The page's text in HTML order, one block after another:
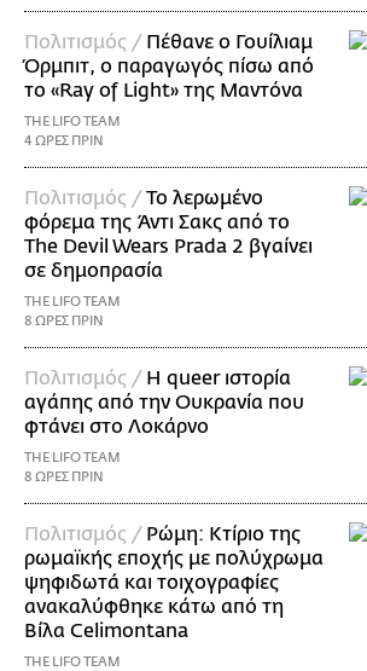
Πολιτισμός / Πέθανε ο Γουίλιαμ
Όρμπιτ, ο παραγωγός πίσω από
το «Ray of Light» της Μαντόνα
THE LIFO TEAM
4 ΩΡΕΣ ΠΡΙΝ
Πολιτισμός /Το λερωμένο
φόρεμα της Άντι Σακς από το
The Devil Wears Prada 2 βγαίνει
σε δημοπρασία
THE LIFO TEAM
8 ΩΡΕΣ ΠΡΙΝ
Πολιτισμός / Η queer ιστορία
αγάπης από την Ουκρανία που
φτάνει στο Λοκάρνο
THE LIFO TEAM
8 ΩΡΕΣ ΠΡΙΝ
Πολιτισμός / Ρώμη: Κτίριο της
ρωμαϊκής εποχής με πολύχρωμα
ψηφιδωτά και τοιχογραφίες
ανακαλύφθηκε κάτω από τη
Βίλα Celimontana
THE LIFO TEAM